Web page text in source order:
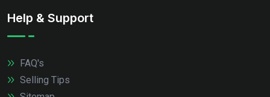
Help & Support
FAQ's
Selling Tips